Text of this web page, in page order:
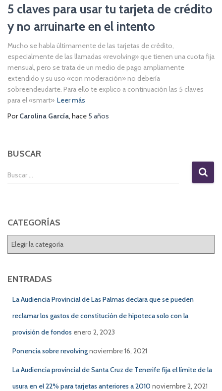
5 claves para usar tu tarjeta de crédito
y no arruinarte en el intento
Mucho se habla últimamente de las tarjetas de crédito,
especialmente de las llamadas «revolving» que tienen una cuota fija
mensual, pero se trata de un medio de pago ampliamente
extendido y su uso «con moderación» no debería
sobreendeudarte. Para ello te explico a continuación las 5 claves
para el «smart» Leer más
PorCarolina García, hace 5 años
BUSCAR
B
u
r
:
Buscar …
CATEGORÍAS
G
ENTRADAS
La Audiencia Provincial de Las Palmas declara que se pueden
reclamar los gastos de constitución de hipoteca solo con la
provisión de fondos enero 2, 2023
Ponencia sobre revolvingnoviembre 16, 2021
La Audiencia provincial de Santa Cruz de Tenerife fija el límite de la
usura en el 22% para tarjetas anteriores a 2010 noviembre 2, 2021